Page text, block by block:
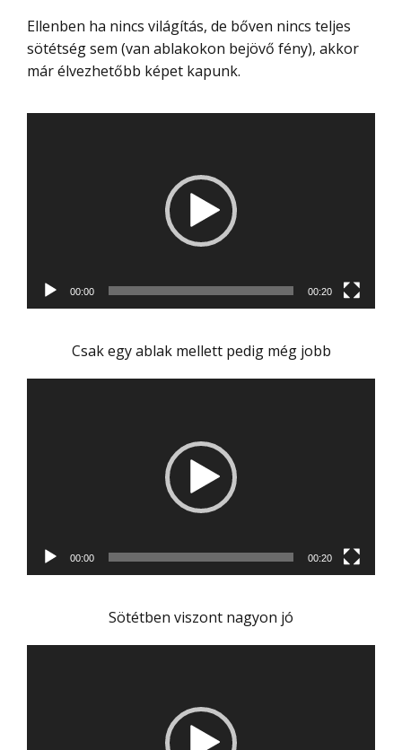
Ellenben ha nincs világítás, de bőven nincs teljes
sötétség sem (van ablakokon bejövő fény), akkor
már élvezhetőbb képet kapunk.
00:00 00:20
Csak egy ablak mellett pedig még jobb
00:00 00:20
Sötétben viszont nagyon jó